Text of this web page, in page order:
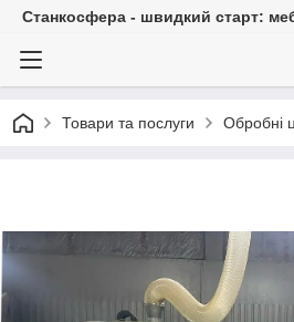
Станкосфера - швидкий старт:
Товари та послуги Обробні